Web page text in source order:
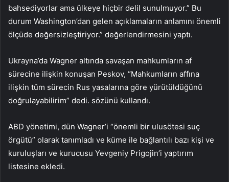
bahsediyorlar ama ülkeye hiçbir delil sunulmuyor.” Bu
durum Washington’dan gelen açıklamaların anlamını önemli
ölçüde değersizleştiriyor.” değerlendirmesini yaptı.
Ukrayna’da Wagner altında savaşan mahkumların af
sürecine ilişkin konuşan Peskov, “Mahkumların affına
ilişkin tüm sürecin Rus yasalarına göre yürütüldüğünü
doğrulayabilirim” dedi. sözünü kullandı.
ABD yönetimi, dün Wagner’i “önemli bir ulusötesi suç
örgütü” olarak tanımladı ve küme ile bağlantılı bazı kişi ve
kuruluşları ve kurucusu Yevgeniy Prigojin’i yaptırım
listesine ekledi.